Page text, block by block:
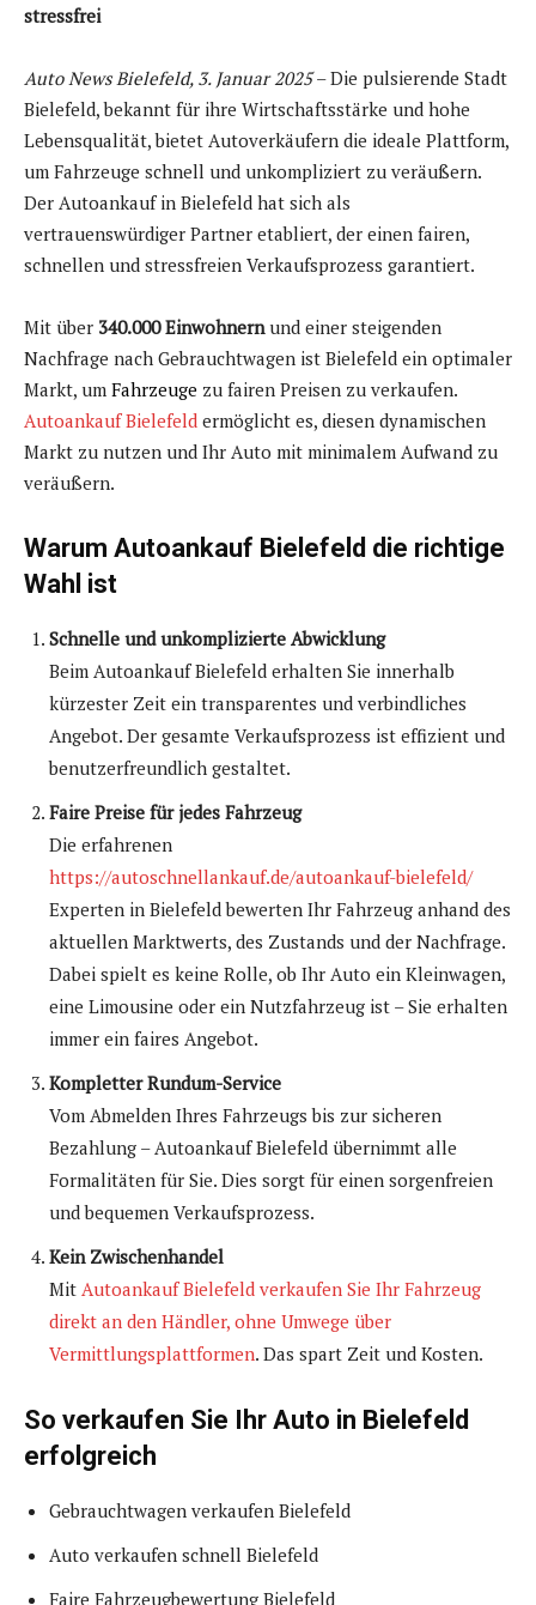
stressfrei
Auto News Bielefeld, 3. Januar 2025– Die pulsierende Stadt
Bielefeld, bekannt für ihre Wirtschaftsstärke und hohe
Lebensqualität, bietet Autoverkäufern die ideale Plattform,
um Fahrzeuge schnell und unkompliziert zu veräußern.
Der Autoankauf in Bielefeld hat sich als
vertrauenswürdiger Partner etabliert, der einen fairen,
schnellen und stressfreien Verkaufsprozess garantiert.
Mit über 340.000 Einwohnernund einer steigenden
Nachfrage nach Gebrauchtwagen ist Bielefeld ein optimaler
Markt, um Fahrzeuge zu fairen Preisen zu verkaufen.
Autoankauf Bielefeld ermöglicht es, diesen dynamischen
Markt zu nutzen und Ihr Auto mit minimalem Aufwand zu
veräußern.
Warum Autoankauf Bielefeld die richtige
Wahl ist
Schnelle und unkomplizierte Abwicklung
Beim Autoankauf Bielefeld erhalten Sie innerhalb
kürzester Zeit ein transparentes und verbindliches
Angebot. Der gesamte Verkaufsprozess ist effizient und
benutzerfreundlich gestaltet.
Faire Preise für jedes Fahrzeug
Die erfahrenen
https://autoschnellankauf.de/autoankauf-bielefeld/
Experten in Bielefeld bewerten Ihr Fahrzeug anhand des
aktuellen Marktwerts, des Zustands und der Nachfrage.
Dabei spielt es keine Rolle, ob Ihr Auto ein Kleinwagen,
eine Limousine oder ein Nutzfahrzeug ist – Sie erhalten
immer ein faires Angebot.
Kompletter Rundum-Service
Vom Abmelden Ihres Fahrzeugs bis zur sicheren
Bezahlung – Autoankauf Bielefeld übernimmt alle
Formalitäten für Sie. Dies sorgt für einen sorgenfreien
und bequemen Verkaufsprozess.
Kein Zwischenhandel
Mit Autoankauf Bielefeld verkaufen Sie Ihr Fahrzeug
direkt an den Händler, ohne Umwege über
Vermittlungsplattformen. Das spart Zeit und Kosten.
So verkaufen Sie Ihr Auto in Bielefeld
erfolgreich
Gebrauchtwagen verkaufen Bielefeld
Auto verkaufen schnell Bielefeld
Faire Fahrzeugbewertung Bielefeld